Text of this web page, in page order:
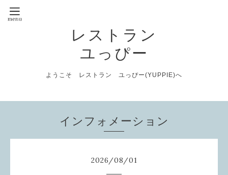
レストラン
ユっぴー
ようこそ レストラン ユっぴー(YUPPIE)へ
インフォメーション
2026/08/01